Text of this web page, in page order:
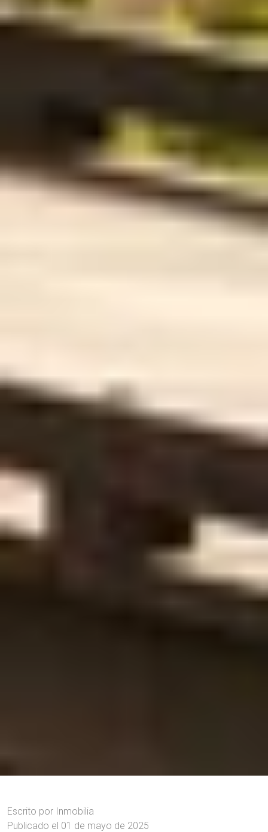
Escrito por Inmobilia
Publicado el 01 de mayo de 2025